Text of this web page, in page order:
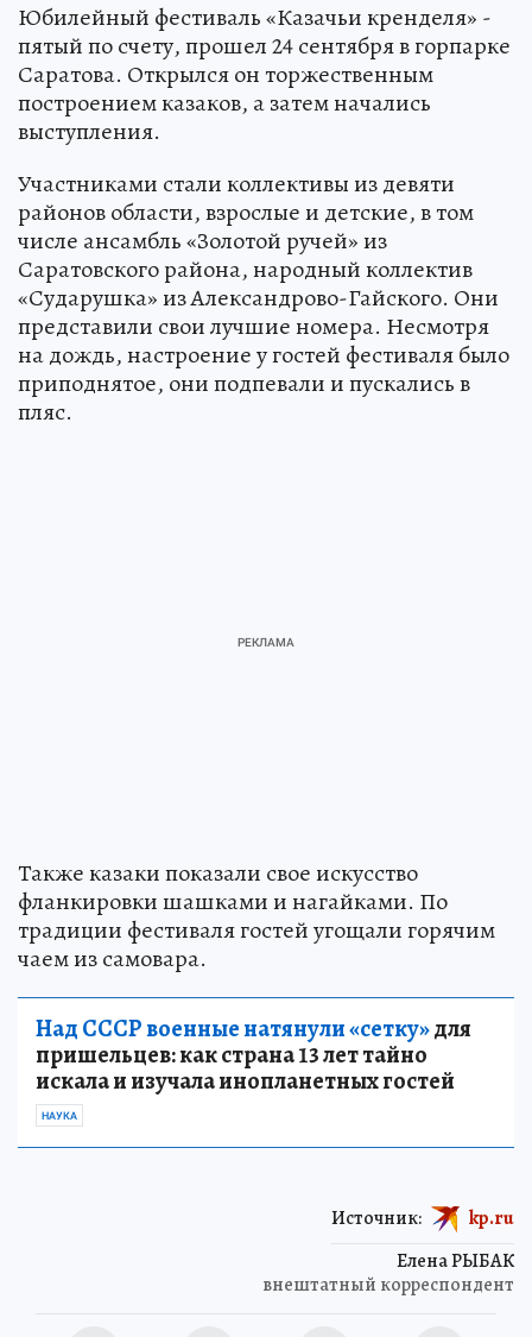
Юбилейный фестиваль «Казачьи кренделя» -
пятый по счету, прошел 24 сентября в горпарке
Саратова. Открылся он торжественным
построением казаков, а затем начались
выступления.
Участниками стали коллективы из девяти
районов области, взрослые и детские, в том
числе ансамбль «Золотой ручей» из
Саратовского района, народный коллектив
«Сударушка» из Александрово-Гайского. Они
представили свои лучшие номера. Несмотря
на дождь, настроение у гостей фестиваля было
приподнятое, они подпевали и пускались в
пляс.
Также казаки показали свое искусство
фланкировки шашками и нагайками. По
традиции фестиваля гостей угощали горячим
чаем из самовара.
Над СССР военные натянули «сетку»для
пришельцев: как страна 13 лет тайно
искала и изучала инопланетных гостей
НАУКА
Елена РЫБАК
внештатный корреспондент
Источник: kp.ru